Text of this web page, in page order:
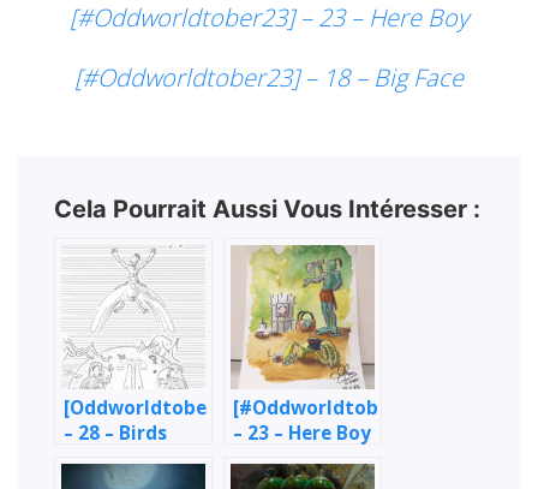
[#Oddworldtober23] – 23 – Here Boy
[#Oddworldtober23] – 18 – Big Face
Cela Pourrait Aussi Vous Intéresser :
[Oddworldtober23]
– 28 – Birds
[#Oddworldtober23]
– 23 – Here Boy